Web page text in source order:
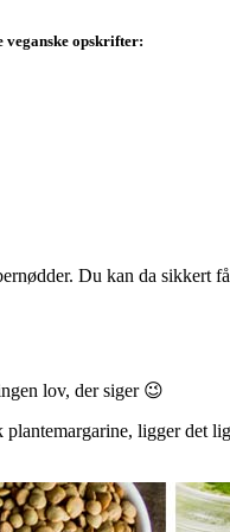
veganske opskrifter:
Du kan da
lov, der siger 😉
ligger